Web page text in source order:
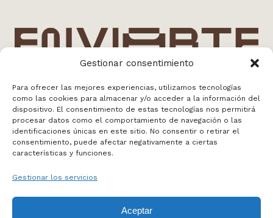
Gestionar consentimiento
Para ofrecer las mejores experiencias, utilizamos tecnologías
como las cookies para almacenar y/o acceder a la información del
dispositivo. El consentimiento de estas tecnologías nos permitirá
procesar datos como el comportamiento de navegación o las
identificaciones únicas en este sitio. No consentir o retirar el
consentimiento, puede afectar negativamente a ciertas
características y funciones.
Gestionar los servicios
Aceptar
info@enviarte.art
+34 613 010 384
Madrid
WEB BY NOSOTROS